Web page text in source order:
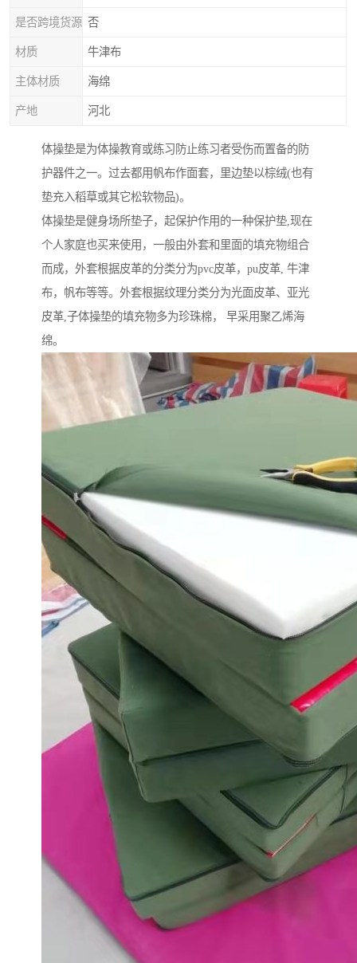
是否跨境货源 否
材质 牛津布
主体材质 海绵
产地 河北
体操垫是为体操教育或练习防止练习者受伤而置备的防
护器件之一。过去都用帆布作面套，里边垫以棕绒(也有
垫充入稻草或其它松软物品)。
体操垫是健身场所垫子，起保护作用的一种保护垫,现在
个人家庭也买来使用，一般由外套和里面的填充物组合
而成，外套根据皮革的分类分为pvc皮革，pu皮革, 牛津
布，帆布等等。外套根据纹理分类分为光面皮革、亚光
皮革,子体操垫的填充物多为珍珠棉， 早采用聚乙烯海
绵。